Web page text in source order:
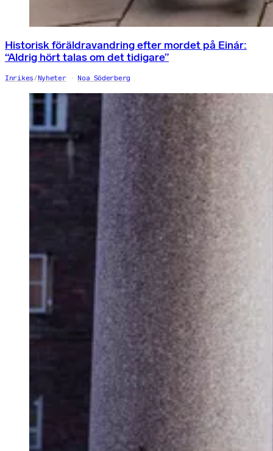
Historisk föräldravandring efter mordet på Einár:
“Aldrig hört talas om det tidigare”
Inrikes /Nyheter Noa Söderberg